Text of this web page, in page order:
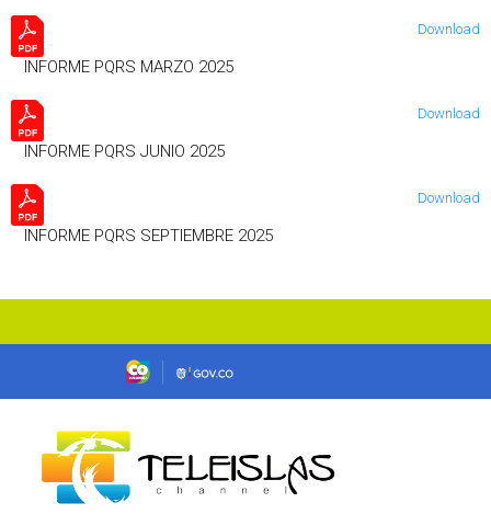
INFORME PQRS MARZO 2025
Download
INFORME PQRS JUNIO 2025
Download
INFORME PQRS SEPTIEMBRE 2025
Download